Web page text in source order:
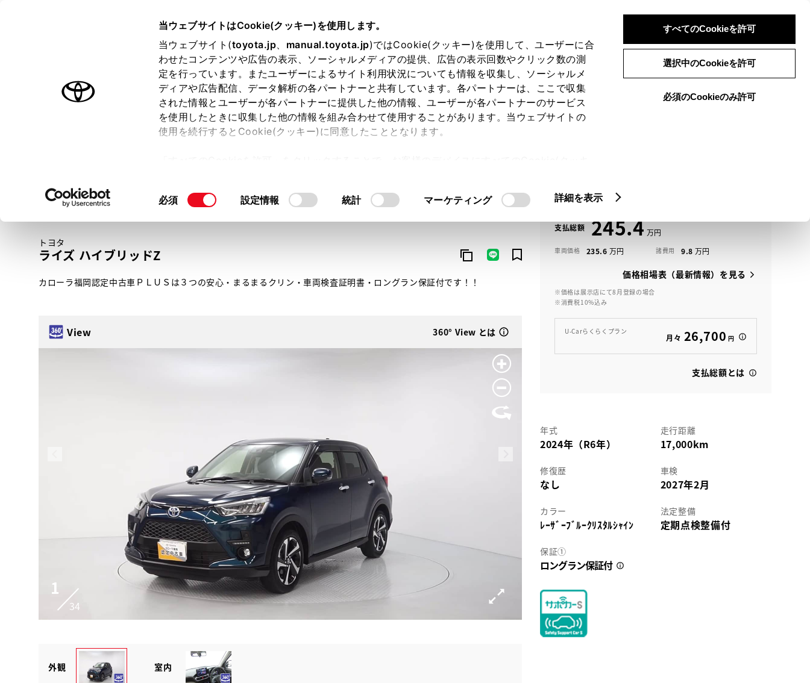
当ウェブサイトはCookie(クッキー)を使用します。
当ウェブサイト(toyota.jp、 manual.toyota.jp)ではCookie(クッキー)を使用して、ユーザーに合
わせたコンテンツや広告の表示、ソーシャルメディアの提供、広告の表示回数やクリック数の測
定を行っています。またユーザーによるサイト利用状況についても情報を収集し、ソーシャルメ
ディアや広告配信、データ解析の各パートナーと共有しています。各パートナーは、ここで収集
された情報とユーザーが各パートナーに提供した他の情報、ユーザーが各パートナーのサービス
を使用したときに収集した他の情報を組み合わせて使用することがあります。当ウェブサイトの
使用を続行するとCookie(クッキー)に同意したこととなります。
て」をご覧ください。
同
択
必須 設定情報 統計 マーケティング 詳細を表示
すべてのCookieを許可
選択中のCookieを許可
必須のCookieのみ許可
ログイン 検索 メニュー
オーナーサポート トピックス
トヨタ認定中古車 メニュー
トヨタ認定中古車の魅力 3つの買い方 オンライン購入お気に入り 保存した見積り
トヨタ
ライズ ハイブリッドZ
カローラ福岡認定中古車ＰＬＵＳは３つの安心・まるまるクリン・車両検査証明書・ロングラン保証付です！！
View 360° View とは
1
34
View
2
34
外観 室内
支払総額 245.4
車両価格 235.6 諸費用 9.8
価格相場表（最新情報）を見る
※価格は展示店にて8月登録の場合
※消費税10%込み
U-Carらくらくプラン
月々 26,700 円
支払総額とは
年式
2024年（R6年）
走行距離
17,000km
修復歴
なし
車検
2027年2月
カラー
ﾚｰｻﾞｰﾌﾞﾙｰｸﾘｽﾀﾙｼｬｲﾝ
法定整備
定期点検整備付
保証①
ロングラン保証付